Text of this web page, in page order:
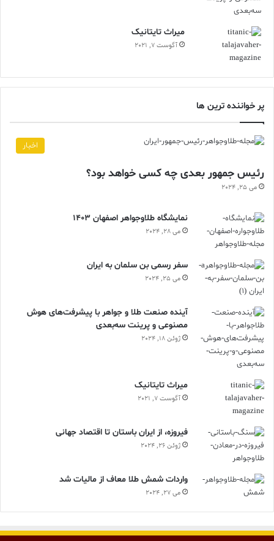
ميراث تايتانيک
آگوست 7, 2021
پر خواننده ترین ها
اخبار
رئیس جمهور بعدی چه کسی خواهد بود؟
می 25, 2024
نمایشگاه طلاوجواهر اصفهان 1403
می 28, 2024
سفر رسمی بن سلمان به ایران
می 25, 2024
آینده صنعت طلا و جواهر با پیشرفت‌های هوش
مصنوعی و پرینت سه‌بعدی
ژوئن 18, 2024
ميراث تايتانيک
آگوست 7, 2021
فیروزه، از ایران باستان تا اقتصاد جهانی
ژوئن 26, 2024
واردات شمش طلا معاف از مالیات شد
می 27, 2024